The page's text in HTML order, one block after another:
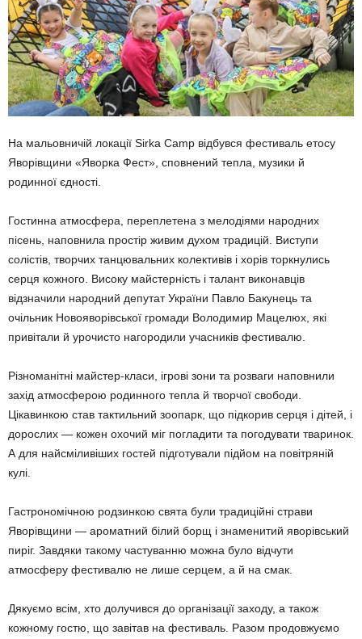
На мальовничій локації Sirka Camp відбувся фестиваль етосу
Яворівщини «Яворка Фест», сповнений тепла, музики й
родинної єдності.
Гостинна атмосфера, переплетена з мелодіями народних
пісень, наповнила простір живим духом традицій. Виступи
солістів, творчих танцювальних колективів і хорів торкнулись
серця кожного. Високу майстерність і талант виконавців
відзначили народний депутат України Павло Бакунець та
очільник Новояворівської громади Володимир Мацелюх, які
привітали й урочисто нагородили учасників фестивалю.
Різноманітні майстер-класи, ігрові зони та розваги наповнили
захід атмосферою родинного тепла й творчої свободи.
Цікавинкою став тактильний зоопарк, що підкорив серця і дітей, і
дорослих — кожен охочий міг погладити та погодувати тваринок.
А для найсміливіших гостей підготували підйом на повітряній
кулі.
Гастрономічною родзинкою свята були традиційні страви
Яворівщини — ароматний білий борщ і знаменитий яворівський
пиріг. Завдяки такому частуванню можна було відчути
атмосферу фестивалю не лише серцем, а й на смак.
Дякуємо всім, хто долучився до організації заходу, а також
кожному гостю, що завітав на фестиваль. Разом продовжуємо